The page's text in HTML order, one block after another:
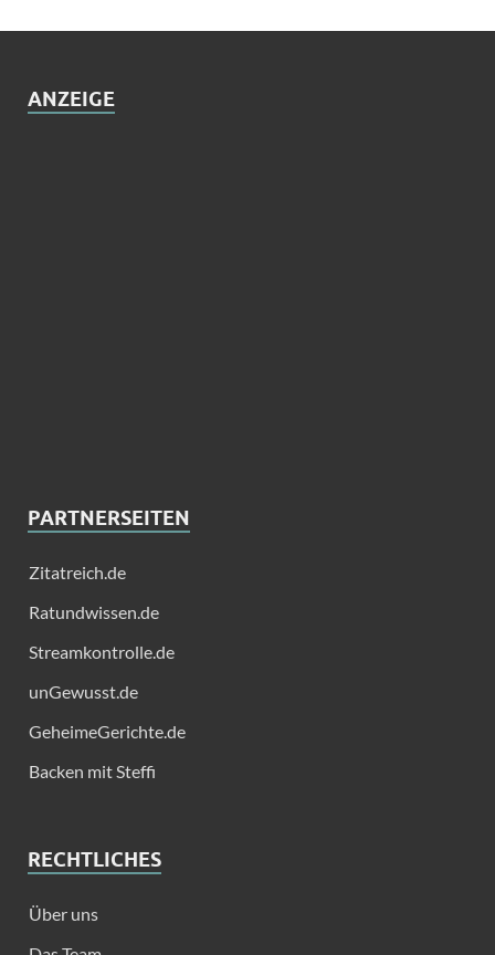
ANZEIGE
PARTNERSEITEN
Zitatreich.de
Ratundwissen.de
Streamkontrolle.de
unGewusst.de
GeheimeGerichte.de
Backen mit Steffi
RECHTLICHES
Über uns